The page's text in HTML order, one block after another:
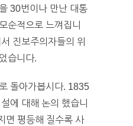
30번이나 만난 대통
순적으로 느껴집니
진보주의자들의 위
습니다.
돌아가봅시다. 1835
에 대해 논의 했습니
면 평등해 질수록 사